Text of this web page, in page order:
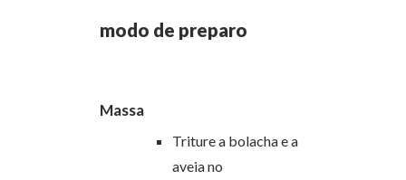
modo de preparo
Massa
Triture a bolacha e a
aveia no